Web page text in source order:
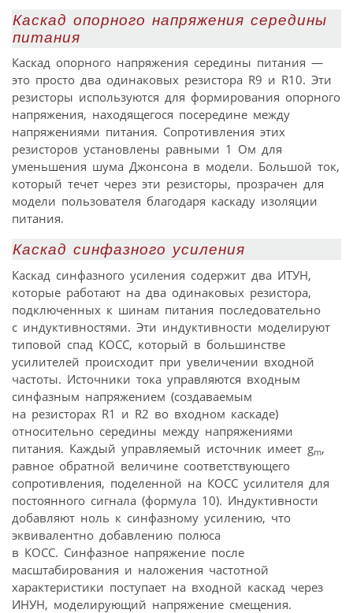
Каскад опорного напряжения середины
питания
Каскад опорного напряжения середины питания —
это просто два одинаковых резистора R9 и R10. Эти
резисторы используются для формирования опорного
напряжения, находящегося посередине между
напряжениями питания. Сопротивления этих
резисторов установлены равными 1 Ом для
уменьшения шума Джонсона в модели. Большой ток,
который течет через эти резисторы, прозрачен для
модели пользователя благодаря каскаду изоляции
питания.
Каскад синфазного усиления
Каскад синфазного усиления содержит два ИТУН,
которые работают на два одинаковых резистора,
подключенных к шинам питания последовательно
с индуктивностями. Эти индуктивности моделируют
типовой спад КОСС, который в большинстве
усилителей происходит при увеличении входной
частоты. Источники тока управляются входным
синфазным напряжением (создаваемым
на резисторах R1 и R2 во входном каскаде)
относительно середины между напряжениями
питания. Каждый управляемый источник имеет gm,
равное обратной величине соответствующего
сопротивления, поделенной на КОСС усилителя для
постоянного сигнала (формула 10). Индуктивности
добавляют ноль к синфазному усилению, что
эквивалентно добавлению полюса
в КОСС. Синфазное напряжение после
масштабирования и наложения частотной
характеристики поступает на входной каскад через
ИНУН, моделирующий напряжение смещения.